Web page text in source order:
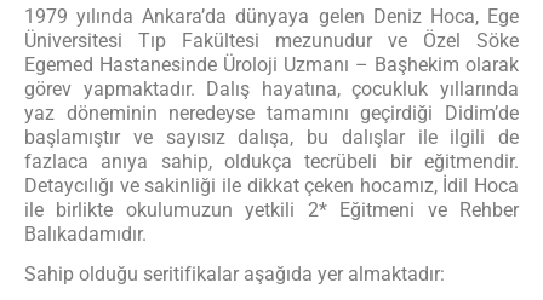
1979 yılında Ankara’da dünyaya gelen Deniz Hoca, Ege
Üniversitesi Tıp Fakültesi mezunudur ve Özel Söke
Egemed Hastanesinde Üroloji Uzmanı – Başhekim olarak
görev yapmaktadır. Dalış hayatına, çocukluk yıllarında
yaz döneminin neredeyse tamamını geçirdiği Didim’de
başlamıştır ve sayısız dalışa, bu dalışlar ile ilgili de
fazlaca anıya sahip, oldukça tecrübeli bir eğitmendir.
Detaycılığı ve sakinliği ile dikkat çeken hocamız, İdil Hoca
ile birlikte okulumuzun yetkili 2* Eğitmeni ve Rehber
Balıkadamıdır.
Sahip olduğu seritifikalar aşağıda yer almaktadır: